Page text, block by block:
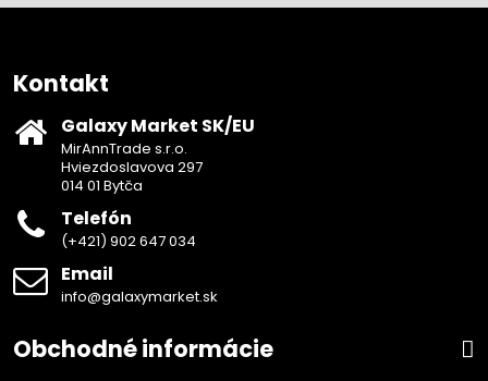
Kontakt
Galaxy Market SK/EU
MirAnnTrade s.r.o.
Hviezdoslavova 297
014 01 Bytča
Telefón
(+421) 902 647 034
Email
info@galaxymarket.sk
Obchodné informácie